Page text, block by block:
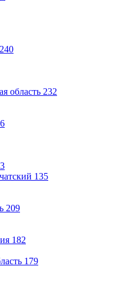
240
область 232
135
209
182
179